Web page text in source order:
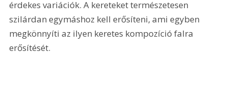
érdekes variációk. A kereteket természetesen
szilárdan egymáshoz kell erősíteni, ami egyben
megkönnyíti az ilyen keretes kompozíció falra
erősítését.